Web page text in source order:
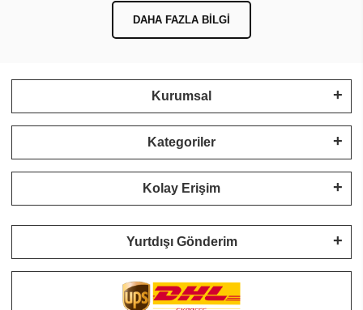
DAHA FAZLA BILGI
Kurumsal
Kategoriler
Kolay Erişim
Yurtdışı Gönderim